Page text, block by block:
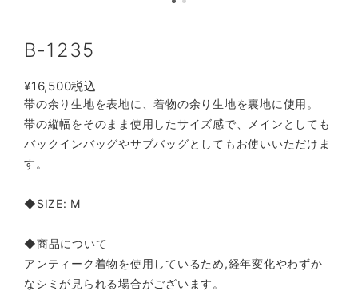
B-1235
¥16,500税込
帯の余り生地を表地に、着物の余り生地を裏地に使用。
帯の縦幅をそのまま使用したサイズ感で、メインとしても
バックインバッグやサブバッグとしてもお使いいただけま
す。
◆SIZE: M
◆商品について
アンティーク着物を使用しているため,経年変化やわずか
なシミが見られる場合がございます。